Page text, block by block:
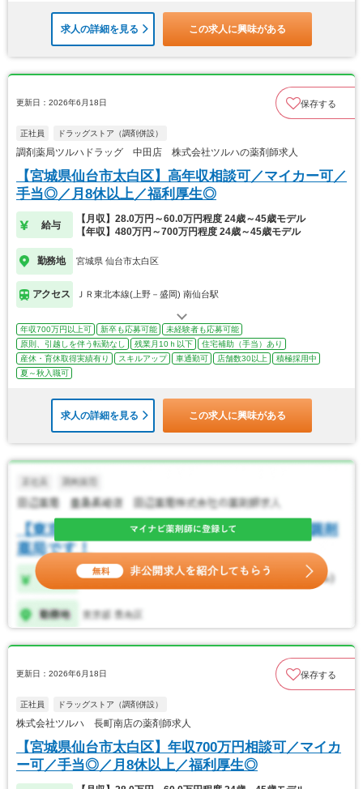
求人の詳細を見る この求人に興味がある
更新日：2026年6月18日 保存する
正社員 ドラッグストア（調剤併設）
調剤薬局ツルハドラッグ 中田店 株式会社ツルハの薬剤師求人
【宮城県仙台市太白区】高年収相談可／マイカー可／
手当◎／月8休以上／福利厚生◎
給与
【月収】28.0万円～60.0万円程度 24歳～45歳モデル
【年収】480万円～700万円程度 24歳～45歳モデル
勤務地 宮城県 仙台市太白区
アクセス ＪＲ東北本線(上野－盛岡) 南仙台駅
年収700万円以上可 新卒も応募可能
未経験者も応募可能
原則、引越しを伴う転勤なし
残業月10ｈ以下
住宅補助（手当）あり
産休・育休取得実績有り
スキルアップ 車通勤可 店舗数30以上
積極採用中
夏～秋入職可
求人の詳細を見る この求人に興味がある
更新日：2026年6月18日 保存する
正社員 ドラッグストア（調剤併設）
株式会社ツルハ 長町南店の薬剤師求人
【宮城県仙台市太白区】年収700万円相談可／マイカ
ー可／手当◎／月8休以上／福利厚生◎